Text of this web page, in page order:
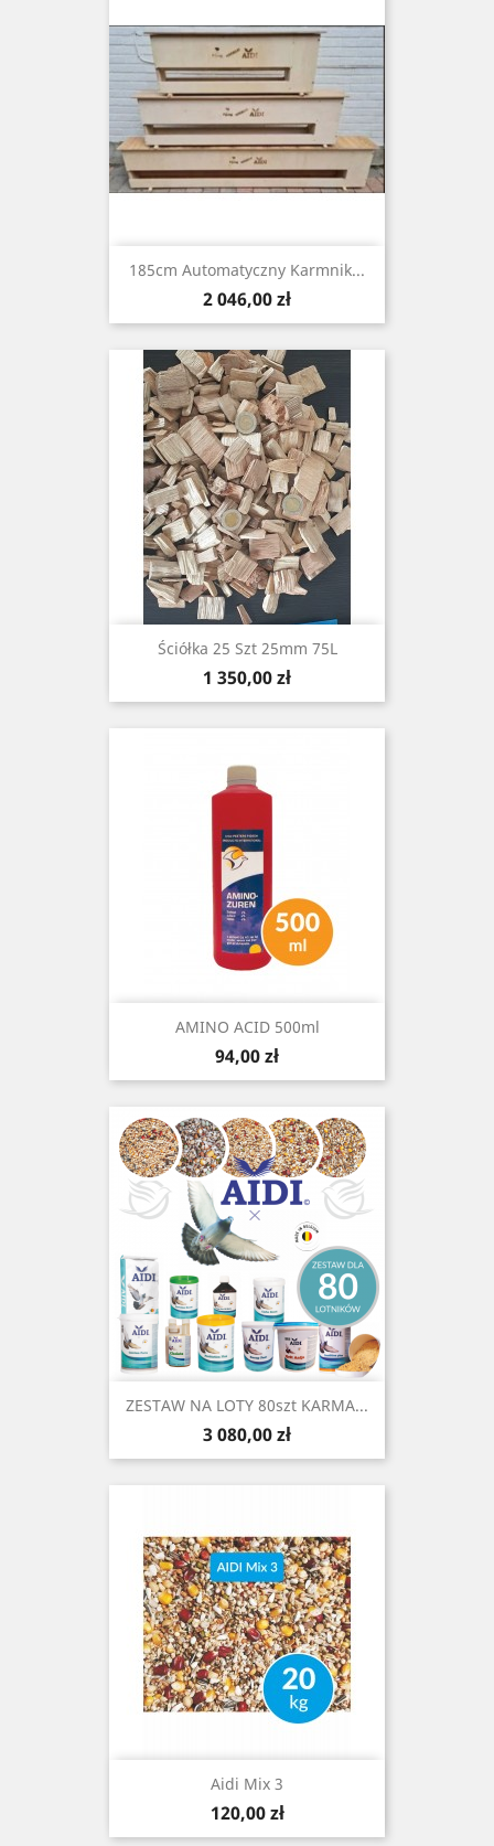
185cm Automatyczny Karmnik...
Cena
2 046,00 zł
Ściółka 25 Szt 25mm 75L
Cena
1 350,00 zł
AMINO ACID 500ml
Cena
94,00 zł
ZESTAW NA LOTY 80szt KARMA...
Cena
3 080,00 zł
Aidi Mix 3
Cena
120,00 zł